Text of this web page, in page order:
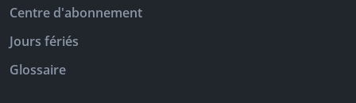
Centre d'abonnement
Jours fériés
Glossaire